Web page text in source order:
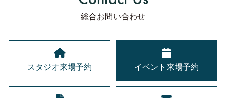
総合お問い合わせ
スタジオ来場予約 イベント来場予約